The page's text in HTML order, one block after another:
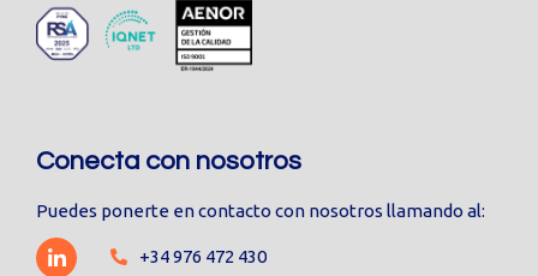
Conecta con nosotros
Puedes ponerte en contacto con nosotros llamando al:
+34 976 472 430